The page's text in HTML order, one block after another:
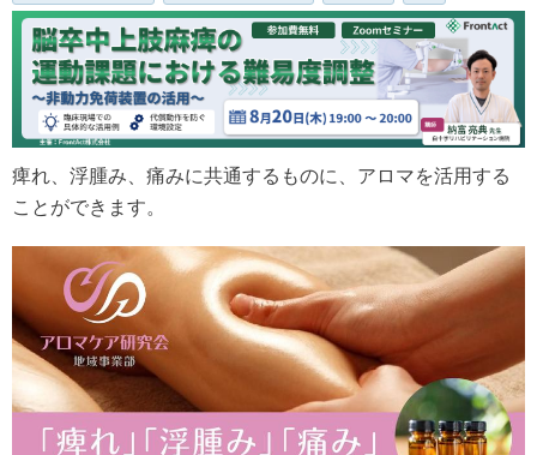
痺れ、浮腫み、痛みに共通するものに、アロマを活用する
ことができます。